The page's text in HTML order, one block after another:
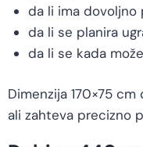
da li ima dovoljno
da li se planira
da li se kada
Dimenzija 170×75
ali zahteva precizno